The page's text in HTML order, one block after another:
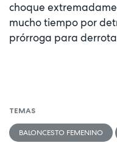
choque
mucho tiempo por
prórroga para
TEMAS
BALONCESTO FEMENINO